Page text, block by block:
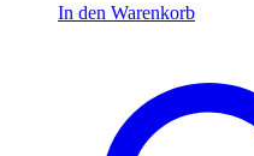
In den Warenkorb